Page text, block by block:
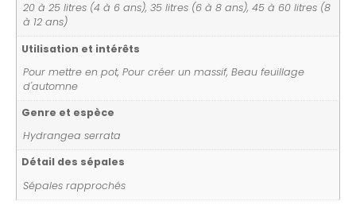
20 à 25 litres (4 à 6 ans), 35 litres (6 à 8 ans), 45 à 60 litres (8
à 12 ans)
Utilisation et intérêts
Pour mettre en pot, Pour créer un massif, Beau feuillage
d'automne
Genre et espèce
Hydrangea serrata
Détail des sépales
Sépales rapprochés